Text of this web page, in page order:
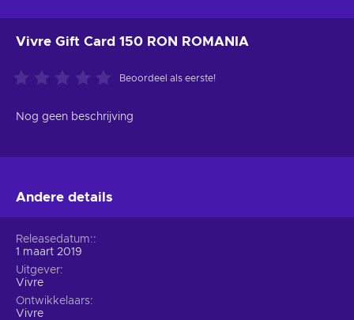
Vivre Gift Card 150 RON ROMANIA
Beoordeel als eerste!
Nog geen beschrijving
Andere details
Releasedatum:
1 maart 2019
Uitgever
Vivre
Ontwikkelaars
Vivre